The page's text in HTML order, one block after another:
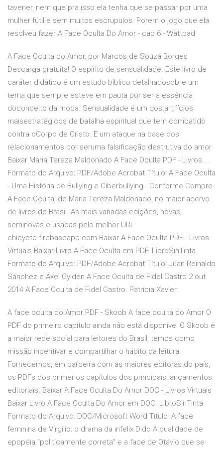
tavener, nem que pra isso ela tenha que se passar por uma
mulher fútil e sem muitos escrupulos. Porem o jogo que ela
resolveu fazer A Face Oculta Do Amor - cap 6 - Wattpad
A Face Oculta do Amor, por Marcos de Souza Borges
Descarga gratuita! O espírito de sensualidade. Este livro de
caráter didático é um estudo bíblico detalhadosobre um
tema que sempre esteve em pauta por ser a essência
doconceito da moda. Sensualidade é um dos artifícios
maisestratégicos de batalha espiritual que tem combatido
contra oCorpo de Cristo. É um ataque na base dos
relacionamentos por seruma falsificação destrutiva do amor
Baixar Maria Tereza Maldonado A Face Oculta PDF - Livros ...
Formato do Arquivo: PDF/Adobe Acrobat Título: A Face Oculta
- Uma História de Bullying e Ciberbullying - Conforme Compre
A Face Oculta, de Maria Tereza Maldonado, no maior acervo
de livros do Brasil. As mais variadas edições, novas,
seminovas e usadas pelo melhor URL:
chicycto.firebaseapp.com Baixar A Face Oculta PDF - Livros
Virtuais Baixar Livro A Face Oculta em PDF. LibroSinTinta.
Formato do Arquivo: PDF/Adobe Acrobat Título: Juan Reinaldo
Sánchez e Axel Gyldén A Face Oculta de Fidel Castro 2 out.
2014 A Face Oculta de Fidel Castro. Patrícia Xavier.
A face oculta do Amor PDF - Skoob A face oculta do Amor O
PDF do primeiro capítulo ainda não está disponível O Skoob é
a maior rede social para leitores do Brasil, temos como
missão incentivar e compartilhar o hábito da leitura.
Fornecemos, em parceira com as maiores editoras do país,
os PDFs dos primeiros capítulos dos principais lançamentos
editoriais. Baixar A Face Oculta Do Amor DOC - Livros Virtuais
Baixar Livro A Face Oculta Do Amor em DOC. LibroSinTinta.
Formato do Arquivo: DOC/Microsoft Word Título: A face
feminina de Virgílio: o drama da infelix Dido A qualidade de
epopéia “politicamente correta” e a face de Otávio que se